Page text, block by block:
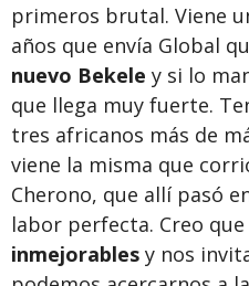
primeros brutal. Viene
años que envía Global
nuevo Bekele y si lo
que llega muy fuerte.
tres africanos más de
viene la misma que
Cherono, que allí pasó
labor perfecta. Creo que
inmejorables y nos